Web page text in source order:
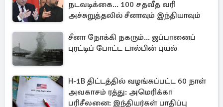
நடவடிக்கை... 100 சதவீத வரி
அச்சுறுத்தலில் சீனாவும் இந்தியாவும்
சீனா நோக்கி நகரும்... ஜப்பானைப்
புரட்டிப் போட்ட டால்பின் புயல்
H-1B திட்டத்தில் வழங்கப்பட்ட 60 நாள்
அவகாசம் ரத்து: அமெரிக்கா
பரிசீலனை: இந்தியர்கள் பாதிப்பு